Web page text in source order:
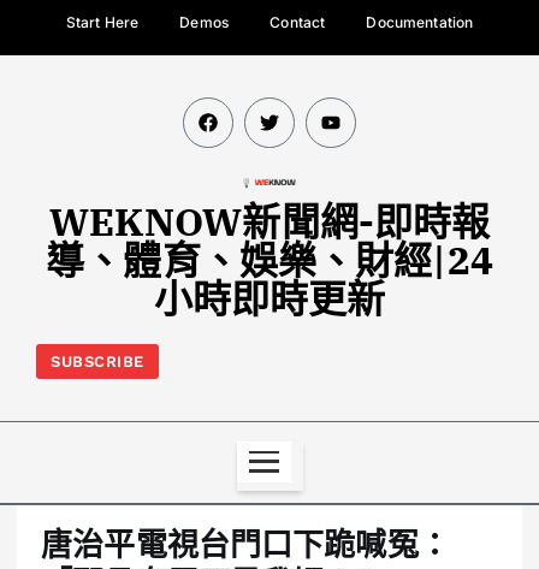
Start Here Demos Contact Documentation
WEKNOW新聞網-即時報
導、體育、娛樂、財經|24
小時即時更新
SUBSCRIBE
唐治平電視台門口下跪喊冤：